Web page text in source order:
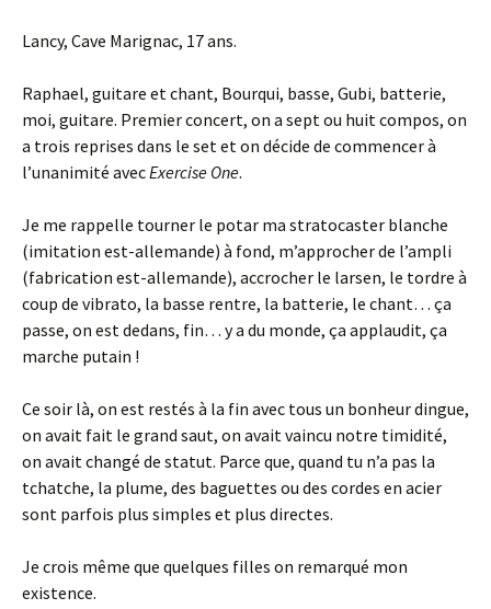
Lancy, Cave Marignac, 17 ans.
Raphael, guitare et chant, Bourqui, basse, Gubi, batterie,
moi, guitare. Premier concert, on a sept ou huit compos, on
a trois reprises dans le set et on décide de commencer à
l’unanimité avecExercise One.
Je me rappelle tourner le potar ma stratocaster blanche
(imitation est-allemande) à fond, m’approcher de l’ampli
(fabrication est-allemande), accrocher le larsen, le tordre à
coup de vibrato, la basse rentre, la batterie, le chant… ça
passe, on est dedans, fin… y a du monde, ça applaudit, ça
marche putain !
Ce soir là, on est restés à la fin avec tous un bonheur dingue,
on avait fait le grand saut, on avait vaincu notre timidité,
on avait changé de statut. Parce que, quand tu n’a pas la
tchatche, la plume, des baguettes ou des cordes en acier
sont parfois plus simples et plus directes.
Je crois même que quelques filles on remarqué mon
existence.